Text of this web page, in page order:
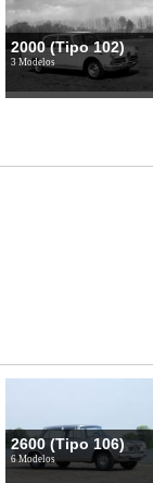
2000 (Tipo 102)
3 Modelos
2600 (Tipo 106)
6 Modelos